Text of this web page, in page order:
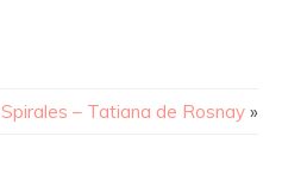
Spirales – Tatiana de Rosnay »